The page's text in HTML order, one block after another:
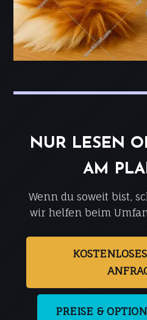
NUR LESEN
AM
Wenn du soweit bist,
wir helfen beim
PREISE &